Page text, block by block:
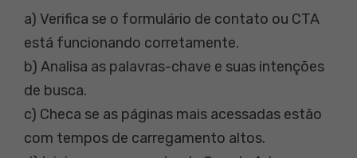
a) Verifica se o formulário de contato ou CTA
está funcionando corretamente.
b) Analisa as palavras-chave e suas intenções
de busca.
c) Checa se as páginas mais acessadas estão
com tempos de carregamento altos.